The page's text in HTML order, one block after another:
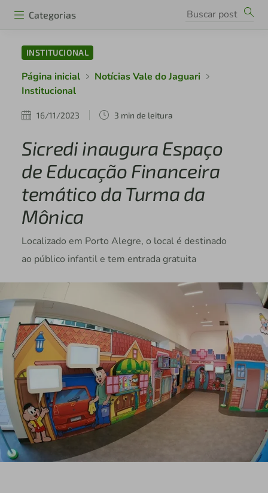
Categorias
INSTITUCIONAL
Página inicial
Notícias Vale do Jaguari
Institucional
16/11/2023 3 min de leitura
Sicredi inaugura Espaço
de Educação Financeira
temático da Turma da
Mônica
Localizado em Porto Alegre, o local é destinado
ao público infantil e tem entrada gratuita